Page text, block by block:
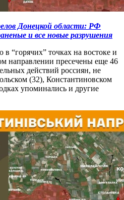
Донецкой области: РФ
и все новые разрушения
“горячих” точках на востоке и
направлении пресечены еще 46
действий россиян, не
(32), Константиновском
упоминались и другие